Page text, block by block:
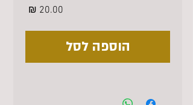
הוספה לסל